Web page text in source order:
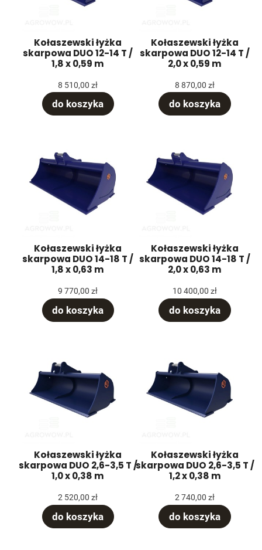
Kołaszewski łyżka
skarpowa DUO 12-14 T /
1,8 x 0,59 m
8 510,00 zł
do koszyka
Kołaszewski łyżka
skarpowa DUO 12-14 T /
2,0 x 0,59 m
8 870,00 zł
do koszyka
Kołaszewski łyżka
skarpowa DUO 14-18 T /
1,8 x 0,63 m
9 770,00 zł
do koszyka
Kołaszewski łyżka
skarpowa DUO 14-18 T /
2,0 x 0,63 m
10 400,00 zł
do koszyka
Kołaszewski łyżka
skarpowa DUO 2,6-3,5 T /
1,0 x 0,38 m
2 520,00 zł
do koszyka
Kołaszewski łyżka
skarpowa DUO 2,6-3,5 T /
1,2 x 0,38 m
2 740,00 zł
do koszyka